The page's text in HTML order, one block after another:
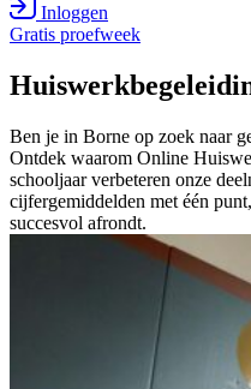
Inloggen
Gratis proefweek
Ben je in Borne op zoek naar
Ontdek waarom Online
schooljaar verbeteren onze
cijfergemiddelden met één
succesvol afrondt.